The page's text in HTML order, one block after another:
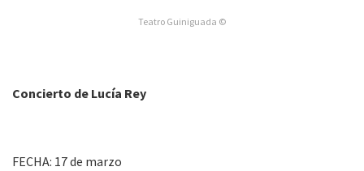
Teatro Guiniguada ©
Concierto de Lucía Rey
FECHA: 17 de marzo